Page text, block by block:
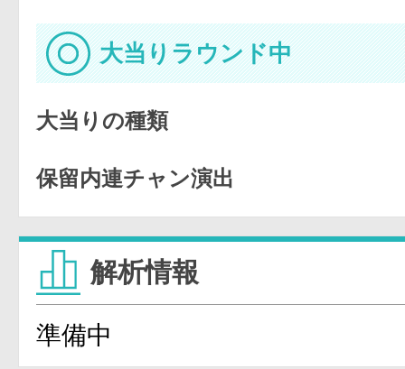
大当りラウンド中
大当りの種類
保留内連チャン演出
解析情報
準備中